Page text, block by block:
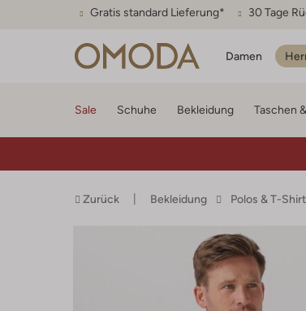
Gratis standard Lieferung* 30 Tage
Damen
Sale Schuhe Bekleidung Taschen
Zurück Bekleidung Polos & T-